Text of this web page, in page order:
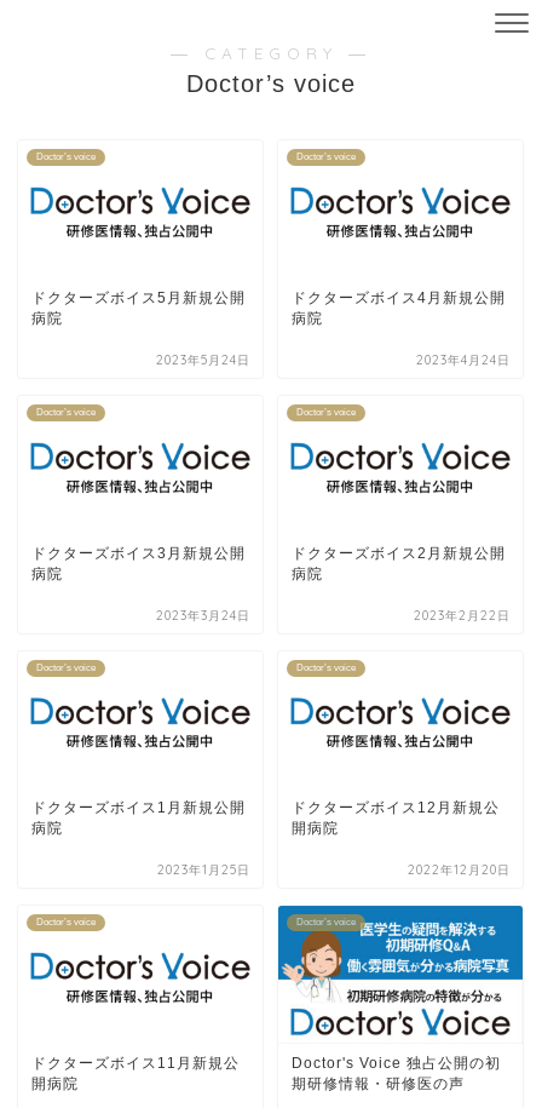
― CATEGORY ―
Doctor’s voice
Doctor’s voice
ドクターズボイス5月新規公開
病院
2023年5月24日
Doctor’s voice
ドクターズボイス4月新規公開
病院
2023年4月24日
Doctor’s voice
ドクターズボイス3月新規公開
病院
2023年3月24日
Doctor’s voice
ドクターズボイス2月新規公開
病院
2023年2月22日
Doctor’s voice
ドクターズボイス1月新規公開
病院
2023年1月25日
Doctor’s voice
ドクターズボイス12月新規公
開病院
2022年12月20日
Doctor’s voice
ドクターズボイス11月新規公
開病院
Doctor’s voice
Doctor's Voice 独占公開 の初
期研修情報 ・研修医の声